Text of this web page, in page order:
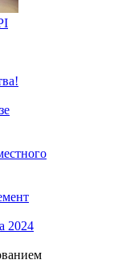
2024